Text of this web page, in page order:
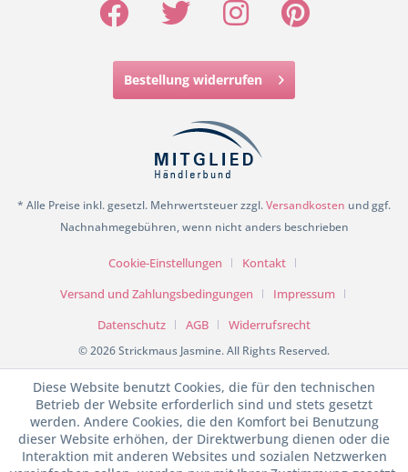
Bestellung widerrufen
* Alle Preise inkl. gesetzl. Mehrwertsteuer zzgl.Versandkosten und ggf.
Nachnahmegebühren, wenn nicht anders beschrieben
Cookie-Einstellungen
Kontakt
Versand und Zahlungsbedingungen
Impressum
Datenschutz
AGB Widerrufsrecht
© 2026 Strickmaus Jasmine. All Rights Reserved.
Diese Website benutzt Cookies, die für den technischen
Betrieb der Website erforderlich sind und stets gesetzt
werden. Andere Cookies, die den Komfort bei Benutzung
dieser Website erhöhen, der Direktwerbung dienen oder die
Interaktion mit anderen Websites und sozialen Netzwerken